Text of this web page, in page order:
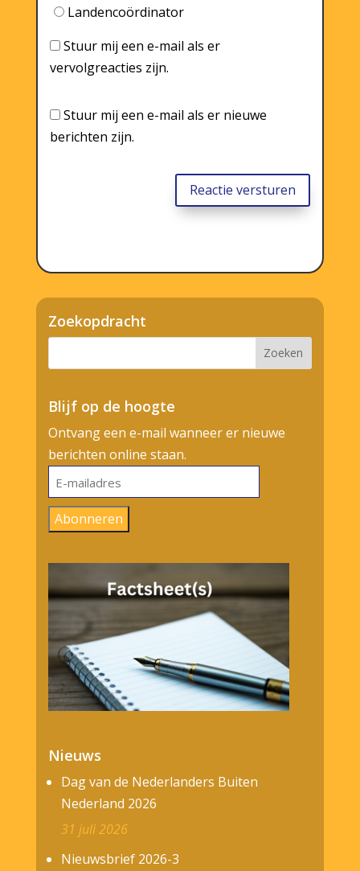
Landencoördinator
Stuur mij een e-mail als er
vervolgreacties zijn.
Stuur mij een e-mail als er nieuwe
berichten zijn.
Reactie versturen
Zoekopdracht
Blijf op de hoogte
Ontvang een e-mail wanneer er nieuwe
berichten online staan.
E-
mailadres
Abonneren
Nieuws
Dag van de Nederlanders Buiten
Nederland 2026
31 juli 2026
Nieuwsbrief 2026-3